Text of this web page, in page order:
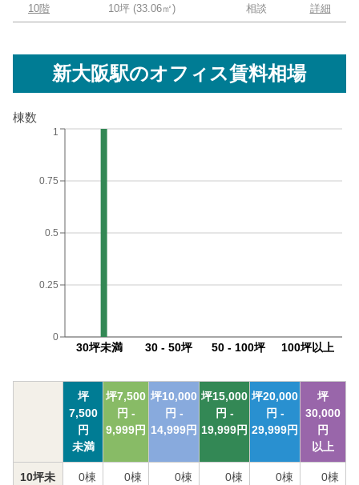
10階 10坪 (33.06㎡) 相談 詳細
新大阪駅のオフィス賃料相場
棟数
30坪未満 30 - 50坪 50 - 100坪 100坪以上
0
0.25
0.5
0.75
1
坪
7,500
円
未満
坪7,500
円 -
9,999円
坪10,000
円 -
14,999円
坪15,000
円 -
19,999円
坪20,000
円 -
29,999円
坪
30,000
円
以上
10坪未
0棟 0棟 0棟 0棟 0棟 0棟